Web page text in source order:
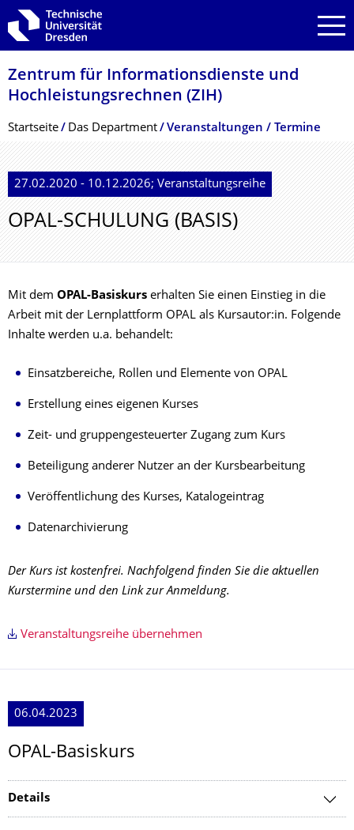
Zur Hauptnavigation springen
Zur Suche springen
Zum Inhalt springen
Zentrum für Informations­dienste und
Hochleistungs­rechnen (ZIH)
Breadcrumb-Menü
Startseite Das Department Veranstaltungen / Termine
27.02.2020 - 10.12.2026; Veranstaltungsreihe
OPAL-SCHULUNG (BASIS)
Mit dem OPAL-Basiskurs erhalten Sie einen Einstieg in die
Arbeit mit der Lernplattform OPAL als Kursautor:in. Folgende
Inhalte werden u.a. behandelt:
Einsatzbereiche, Rollen und Elemente von OPAL
Erstellung eines eigenen Kurses
Zeit- und gruppengesteuerter Zugang zum Kurs
Beteiligung anderer Nutzer an der Kursbearbeitung
Veröffentlichung des Kurses, Katalogeintrag
Datenarchivierung
Der Kurs ist kostenfrei. Nachfolgend finden Sie die aktuellen
Kurstermine und den Link zur Anmeldung.
Veranstaltungsreihe übernehmen
06.04.2023
OPAL-Basiskurs
Details